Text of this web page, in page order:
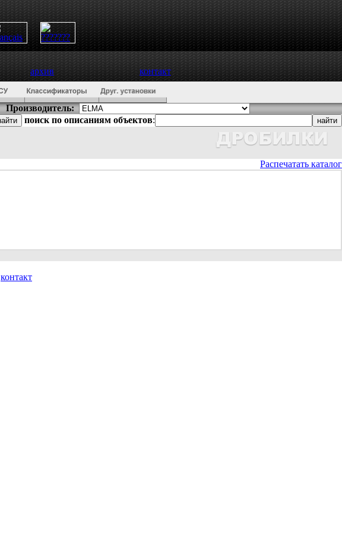
архив контакт
Производитель:
поиск по описаниям объектов:
Распечатать каталог
контакт